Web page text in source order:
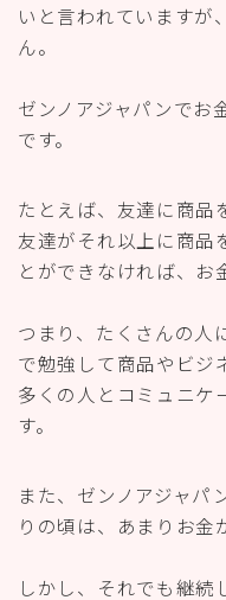
いと言われていますが
ん。
ゼンノアジャパンでお
です。
たとえば、友達に商品
友達がそれ以上に商品
とができなければ、お
つまり、たくさんの人
で勉強して商品やビジ
多くの人とコミュニケ
す。
また、ゼンノアジャパ
りの頃は、あまりお金
しかし、それでも継続